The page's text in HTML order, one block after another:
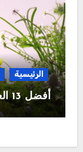
الرئيسية
أفضل 13 العطور الصيفية 2025